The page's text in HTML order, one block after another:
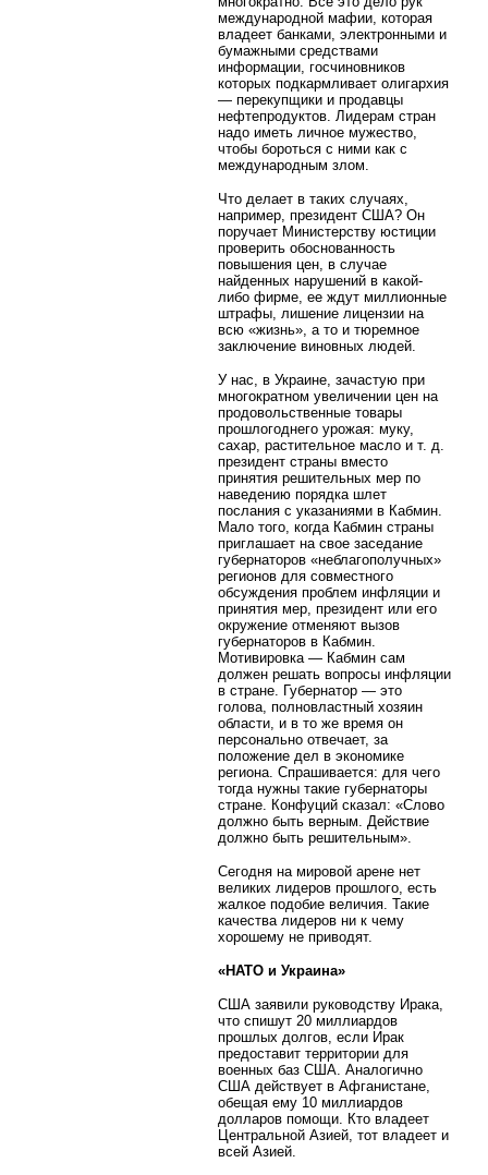
международной мафии, которая
владеет банками, электронными и
бумажными средствами
информации, госчиновников
которых подкармливает олигархия
— перекупщики и продавцы
нефтепродуктов. Лидерам стран
надо иметь личное мужество,
чтобы бороться с ними как с
международным злом.
Что делает в таких случаях,
например, президент США? Он
поручает Министерству юстиции
проверить обоснованность
повышения цен, в случае
найденных нарушений в какой-
либо фирме, ее ждут миллионные
штрафы, лишение лицензии на
всю «жизнь», а то и тюремное
заключение виновных людей.
У нас, в Украине, зачастую при
многократном увеличении цен на
продовольственные товары
прошлогоднего урожая: муку,
сахар, растительное масло и т. д.
президент страны вместо
принятия решительных мер по
наведению порядка шлет
послания с указаниями в Кабмин.
Мало того, когда Кабмин страны
приглашает на свое заседание
губернаторов «неблагополучных»
регионов для совместного
обсуждения проблем инфляции и
принятия мер, президент или его
окружение отменяют вызов
губернаторов в Кабмин.
Мотивировка — Кабмин сам
должен решать вопросы инфляции
в стране. Губернатор — это
голова, полновластный хозяин
области, и в то же время он
персонально отвечает, за
положение дел в экономике
региона. Спрашивается: для чего
тогда нужны такие губернаторы
стране. Конфуций сказал: «Слово
должно быть верным. Действие
должно быть решительным».
Сегодня на мировой арене нет
великих лидеров прошлого, есть
жалкое подобие величия. Такие
качества лидеров ни к чему
хорошему не приводят.
«НАТО и Украина»
США заявили руководству Ирака,
что спишут 20 миллиардов
прошлых долгов, если Ирак
предоставит территории для
военных баз США. Аналогично
США действует в Афганистане,
обещая ему 10 миллиардов
долларов помощи. Кто владеет
Центральной Азией, тот владеет и
всей Азией.